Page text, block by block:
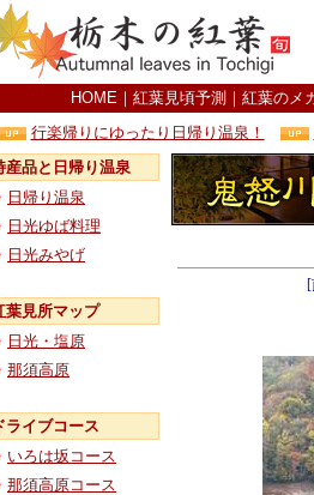
HOME ｜ 紅葉見頃予測 ｜ 紅葉のメ
行楽帰りにゆったり日帰り温泉！
産品と日帰り温泉
日帰り温泉
日光ゆば料理
日光みやげ
葉見所マップ
日光・塩原
那須高原
ライブコース
いろは坂コース
那須高原コース